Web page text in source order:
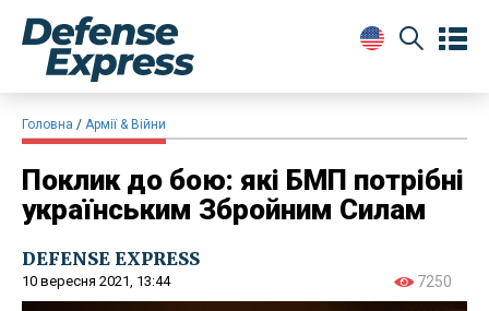
Головна Армії & Війни
Поклик до бою: які БМП потрібні
українським Збройним Силам
DEFENSE EXPRESS
10 вересня 2021, 13:44 7250